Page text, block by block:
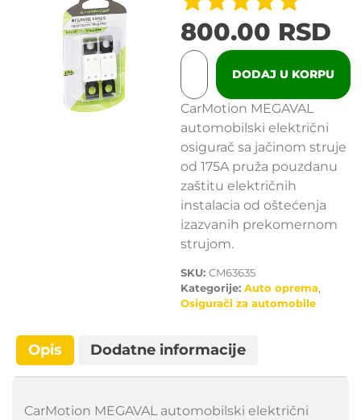
800.00 RSD
DODAJ U KORPU
CarMotion MEGAVAL
automobilski električni
osigurač sa jačinom struje
od 175A pruža pouzdanu
zaštitu električnih
instalacia od oštećenja
izazvanih prekomernom
strujom.
SKU: CM63635
Kategorije: Auto oprema,
Osigurači za automobile
Opis Dodatne informacije
CarMotion MEGAVAL automobilski električni